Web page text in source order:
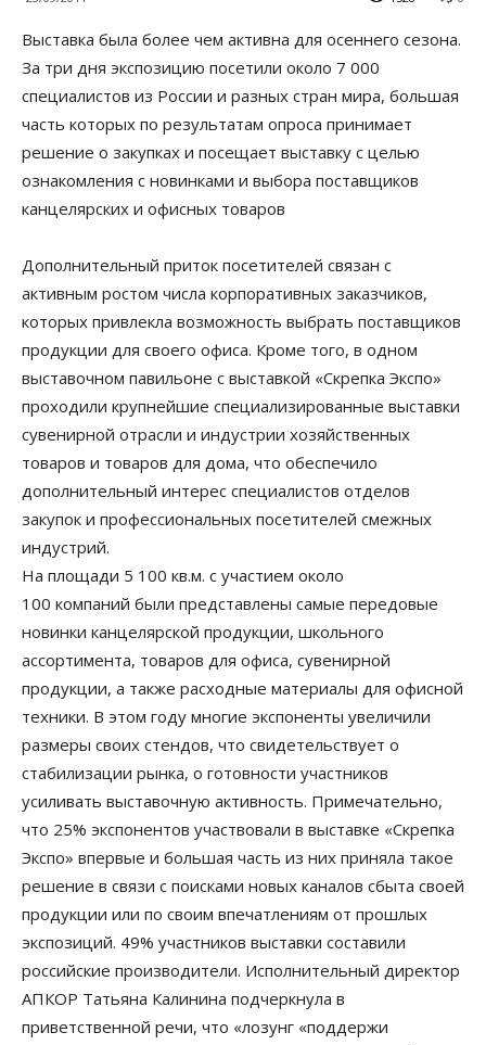
Выставка была более чем активна для осеннего сезона.
За три дня экспозицию посетили около 7 000
специалистов из России и разных стран мира, большая
часть которых по результатам опроса принимает
решение о закупках и посещает выставку с целью
ознакомления с новинками и выбора поставщиков
канцелярских и офисных товаров
Дополнительный приток посетителей связан с
активным ростом числа корпоративных заказчиков,
которых привлекла возможность выбрать поставщиков
продукции для своего офиса. Кроме того, в одном
выставочном павильоне с выставкой «Скрепка Экспо»
проходили крупнейшие специализированные выставки
сувенирной отрасли и индустрии хозяйственных
товаров и товаров для дома, что обеспечило
дополнительный интерес специалистов отделов
закупок и профессиональных посетителей смежных
индустрий.
На площади 5 100 кв.м. с участием около
100 компаний были представлены самые передовые
новинки канцелярской продукции, школьного
ассортимента, товаров для офиса, сувенирной
продукции, а также расходные материалы для офисной
техники. В этом году многие экспоненты увеличили
размеры своих стендов, что свидетельствует о
стабилизации рынка, о готовности участников
усиливать выставочную активность. Примечательно,
что 25% экспонентов участвовали в выставке «Скрепка
Экспо» впервые и большая часть из них приняла такое
решение в связи с поисками новых каналов сбыта своей
продукции или по своим впечатлениям от прошлых
экспозиций. 49% участников выставки составили
российские производители. Исполнительный директор
АПКОР Татьяна Калинина подчеркнула в
приветственной речи, что «лозунг «поддержи